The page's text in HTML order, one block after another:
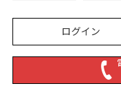
ログイン